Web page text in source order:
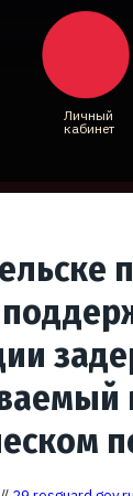
Личный
кабинет